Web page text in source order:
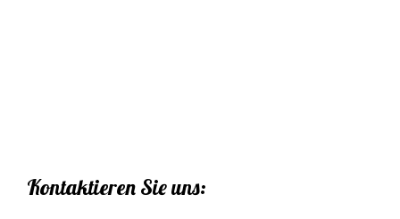
Kontaktieren Sie uns: